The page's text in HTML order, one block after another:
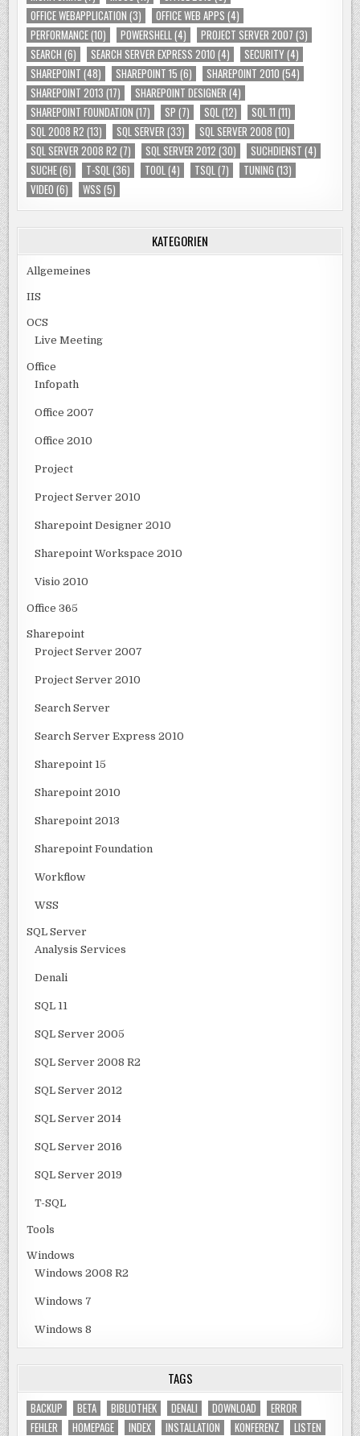
OFFICE WEBAPPLICATION (3) OFFICE WEB APPS (4)
PERFORMANCE(10) POWERSHELL (4) PROJECT SERVER 2007 (3)
SEARCH (6) SEARCH SERVER EXPRESS 2010 (4) SECURITY(4)
SHAREPOINT (48) SHAREPOINT 15 (6) SHAREPOINT 2010 (54)
SHAREPOINT 2013 (17) SHAREPOINT DESIGNER (4)
SHAREPOINT FOUNDATION (17) SP (7) SQL (12) SQL 11 (11)
SQL 2008 R2 (13) SQL SERVER (33) SQL SERVER 2008 (10)
SQL SERVER 2008 R2 (7) SQL SERVER 2012 (30) SUCHDIENST (4)
SUCHE(6) T-SQL (36) TOOL (4) TSQL (7) TUNING (13)
VIDEO (6) WSS (5)
KATEGORIEN
Allgemeines
IIS
OCS
Live Meeting
Office
Infopath
Office 2007
Office 2010
Project
Project Server 2010
Sharepoint Designer 2010
Sharepoint Workspace 2010
Visio 2010
Office 365
Sharepoint
Project Server 2007
Project Server 2010
Search Server
Search Server Express 2010
Sharepoint 15
Sharepoint 2010
Sharepoint 2013
Sharepoint Foundation
Workflow
WSS
SQL Server
Analysis Services
Denali
SQL 11
SQL Server 2005
SQL Server 2008 R2
SQL Server 2012
SQL Server 2014
SQL Server 2016
SQL Server 2019
T-SQL
Tools
Windows
Windows 2008 R2
Windows 7
Windows 8
TAGS
BACKUP BETA BIBLIOTHEK DENALI DOWNLOAD
ERROR
FEHLER
HOMEPAGE INDEX INSTALLATION KONFERENZ
LISTEN